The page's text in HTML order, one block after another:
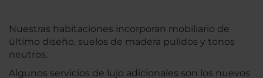
Nuestras habitaciones incorporan mobiliario de
último diseño, suelos de madera pulidos y tonos
neutros.
Algunos servicios de lujo adicionales son los nuevos